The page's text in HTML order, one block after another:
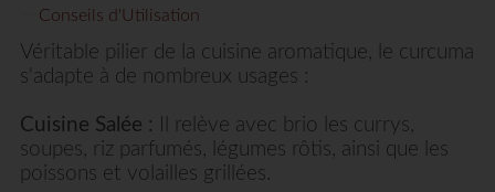
Conseils d'Utilisation
Véritable pilier de la cuisine aromatique, le curcuma
s'adapte à de nombreux usages :
Cuisine Salée : Il relève avec brio les currys,
soupes, riz parfumés, légumes rôtis, ainsi que les
poissons et volailles grillées.